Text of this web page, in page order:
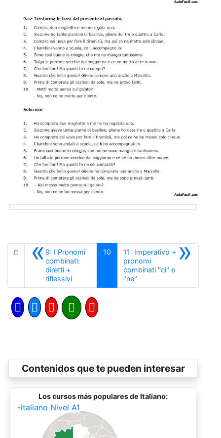
«9: I Pronomi
combinati:
diretti +
riflessiviAnterior
10 »
11: Imperativo +
pronomi
combinati "ci" e
"ne"Siguiente
Contenidos que te pueden interesar
Los cursos más populares de Italiano:
-Italiano Nivel A1